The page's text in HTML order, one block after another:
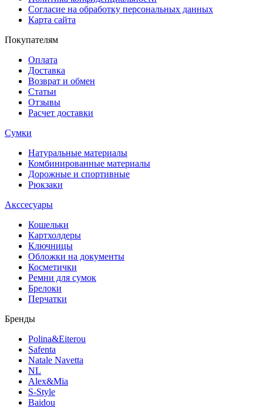
Согласие на обработку персональных данных
Карта сайта
Покупателям
Оплата
Доставка
Возврат и обмен
Статьи
Отзывы
Расчет доставки
Сумки
Натуральные материалы
Комбинированные материалы
Дорожные и спортивные
Рюкзаки
Акссесуары
Кошельки
Картхолдеры
Ключницы
Обложки на документы
Косметички
Ремни для сумок
Брелоки
Перчатки
Бренды
Polina&Eiterou
Safenta
Natale Navetta
NL
Alex&Mia
S-Style
Baidou